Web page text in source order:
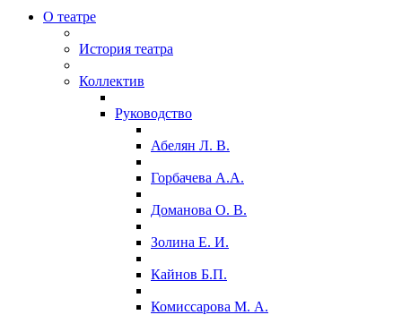
О театре
История театра
Коллектив
Руководство
Абелян Л. В.
Горбачева А.А.
Доманова О. В.
Золина Е. И.
Кайнов Б.П.
Комиссарова М. А.